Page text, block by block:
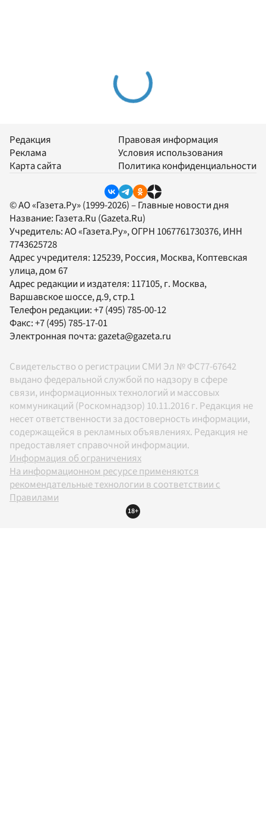
Редакция
Реклама
Карта сайта
Правовая информация
Условия использования
Политика конфиденциальности
© АО «Газета.Ру» (1999-2026) – Главные новости дня
Название: Газета.Ru (Gazeta.Ru)
Учредитель:АО «Газета.Ру», ОГРН 1067761730376, ИНН
7743625728
Адрес учредителя: 125239, Россия, Москва, Коптевская
улица, дом 67
Адрес редакции и издателя: 117105, г. Москва,
Варшавское шоссе, д.9, стр.1
Телефон редакции:+7 (495) 785-00-12
Факс:+7 (495) 785-17-01
Электронная почта:gazeta@gazeta.ru
Свидетельство о регистрации СМИ Эл № ФС77-67642
выдано федеральной службой по надзору в сфере
связи, информационных технологий и массовых
коммуникаций (Роскомнадзор) 10.11.2016 г. Редакция не
несет ответственности за достоверность информации,
содержащейся в рекламных объявлениях. Редакция не
предоставляет справочной информации.
Информация об ограничениях
На информационном ресурсе применяются
рекомендательные технологии в соответствии с
Правилами
18+